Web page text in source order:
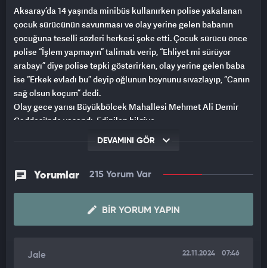
Aksaray’da 14 yaşında minibüs kullanırken polise yakalanan
çocuk sürücünün savunması ve olay yerine gelen babanın
çocuğuna teselli sözleri herkesi şoke etti. Çocuk sürücü önce
polise “İşlem yapmayın” talimatı verip, “Ehliyet mi sürüyor
arabayı” diye polise tepki gösterirken, olay yerine gelen baba
ise “Erkek evladı bu” deyip oğlunun boynunu sıvazlayıp, “Canın
sağ olsun koçum” dedi.
Olay gece yarısı Büyükbölcek Mahallesi Mehmet Ali Demir
Caddesi'nde yaşandı. Edinilen bilgiye
göre, Aksaray Cumhuriyet Başsavcılığı koordinesinde
üzerine Büyükbölcek Caddesi istikametine seyreden 68 AAP
geçirilen sürücünün ehliyetiz ve 14 yaşında çocuk olduğu
tespit edildi. Polis ekipleri çocuğa kimlik bilgilerini sorarken,
babasını olay yerine çağırdı. Babası gelene kadar polis
DEVAMINI GÖR
Yorumlar 215 Yorum Var
BIR YORUM YAPIN
Jale 22.11.2024 07:46